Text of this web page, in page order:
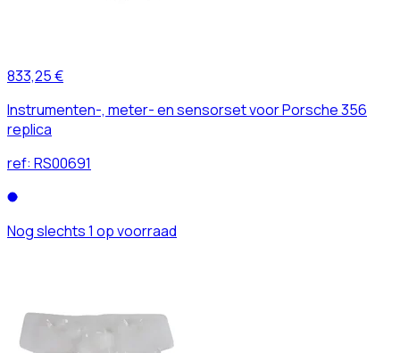
833,25 €
Instrumenten-, meter- en sensorset voor Porsche 356
replica
ref: RS00691
Nog slechts 1 op voorraad